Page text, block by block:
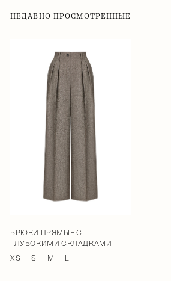
НЕДАВНО ПРОСМОТРЕННЫЕ
БРЮКИ ПРЯМЫЕ С
ГЛУБОКИМИ СКЛАДКАМИ
XS
S M L